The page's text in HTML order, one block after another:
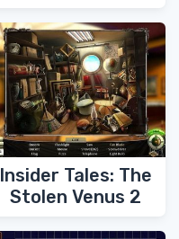
Insider Tales: The
Stolen Venus 2